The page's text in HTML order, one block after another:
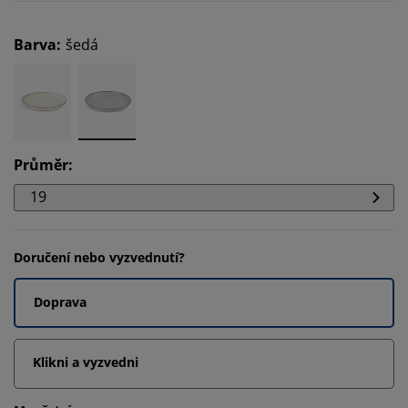
Barva: šedá
Průměr:
19
Doručení nebo vyzvednutí?
Doprava
Klikni a vyzvedni